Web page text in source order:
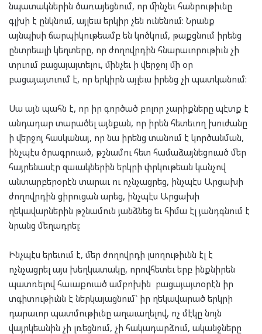
նպատակներին ծառայեցնում, որ մինչեւ հանրութիւնը
գլխի է ընկնում, այլեւս երկիր չեն ունենում: Նրանք
այնպիսի ճարպիկութեամբ են կոծկում, թաքցնում իրենց
ընտրեալի կեղտերը, որ ժողովրդին հնարաւորութիւն չի
տրւում բացայայտելու, մինչեւ ի վերջոյ մի օր
բացայայտւում է, որ երկիրն այլեւս իրենց չի պատկանում:
Սա այն պահն է, որ իր գործած բոլոր չարիքները պէտք է
անդադար տարածել այնքան, որ իրեն հետեւող խուժանը
ի վերջոյ հասկանայ, որ նա իրենց տանում է կործանման,
ինչպէս ծրագրուած, թշնամու հետ համաձայնեցուած մեր
հայրենասէր զաւակներին երկրի փրկութեան կանչով
անտարբերօրէն տարաւ ու ոչնչացրեց, ինչպէս Արցախի
ժողովրդին ցիրուցան արեց, ինչպէս Արցախի
ղեկավարներին թշնամուն յանձնեց եւ հիմա էլ յանդգնում է
նրանց մեղադրել:
Ինչպէս երեւում է, մեր ժողովրդի լսողութիւնն էլ է
ոչնչացրել այս խեղկատակը, որովհետեւ երբ ինքնիրեն
պատռելով հաւաքուած ամբոխին բացայայտօրէն իր
տգիտութիւնն է ներկայացնում` իր ղեկավարած երկրի
դարաւոր պատմութիւնը աղաւաղելով, ոչ մէկը նոյն
վայրկեանին չի լռեցնում, չի հակադարձում, ականջները